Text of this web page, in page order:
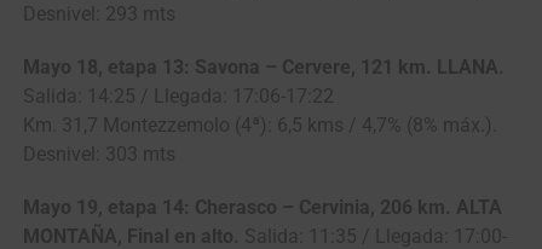
Desnivel: 293 mts
Mayo 18, etapa 13: Savona – Cervere, 121 km. LLANA.
Salida: 14:25 / Llegada: 17:06-17:22
Km. 31,7 Montezzemolo (4ª): 6,5 kms / 4,7% (8% máx.).
Desnivel: 303 mts
Mayo 19, etapa 14: Cherasco – Cervinia, 206 km. ALTA
MONTAÑA, Final en alto. Salida: 11:35 / Llegada: 17:00-